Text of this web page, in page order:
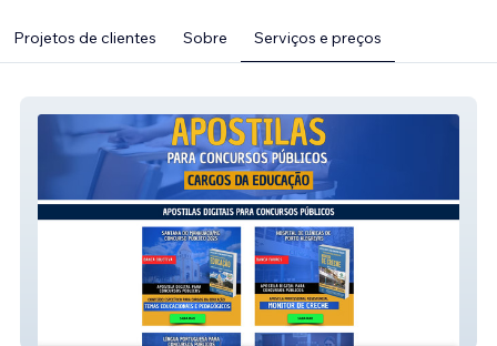
Projetos de clientes Sobre Serviços e preços
O CONCURSEIRO